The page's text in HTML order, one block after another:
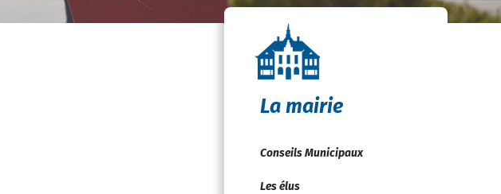
La mairie
Conseils Municipaux
Les élus